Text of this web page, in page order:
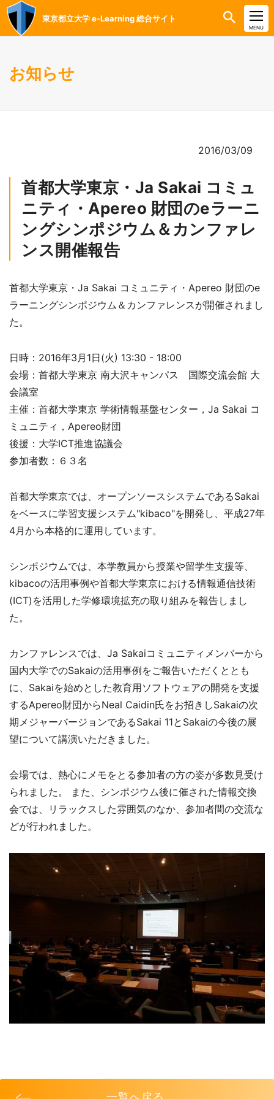
CLOSE
MENU
お知らせ
2016/03/09
首都大学東京・Ja Sakai コミュ
ニティ・Apereo 財団のeラーニ
ングシンポジウム＆カンファレ
ンス開催報告
首都大学東京・Ja Sakai コミュニティ・Apereo 財団のe
ラーニングシンポジウム＆カンファレンスが開催されまし
た。
日時：2016年3月1日(火) 13:30 - 18:00
会場：首都大学東京 南大沢キャンパス 国際交流会館 大
会議室
主催：首都大学東京 学術情報基盤センター，Ja Sakai コ
ミュニティ，Apereo財団
後援：大学ICT推進協議会
参加者数：６３名
首都大学東京では、オープンソースシステムであるSakai
をベースに学習支援システム"kibaco"を開発し、平成27年
4月から本格的に運用しています。
シンポジウムでは、本学教員から授業や留学生支援等、
kibacoの活用事例や首都大学東京における情報通信技術
(ICT)を活用した学修環境拡充の取り組みを報告しまし
た。
カンファレンスでは、Ja Sakaiコミュニティメンバーから
国内大学でのSakaiの活用事例をご報告いただくととも
に、Sakaiを始めとした教育用ソフトウェアの開発を支援
するApereo財団からNeal Caidin氏をお招きしSakaiの次
期メジャーバージョンであるSakai 11とSakaiの今後の展
望について講演いただきました。
会場では、熱心にメモをとる参加者の方の姿が多数見受け
られました。 また、シンポジウム後に催された情報交換
会では、リラックスした雰囲気のなか、参加者間の交流な
どが行われました。
東京都立大学 e-Learning 総合サイト